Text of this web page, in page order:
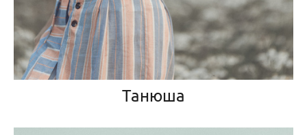
Танюша